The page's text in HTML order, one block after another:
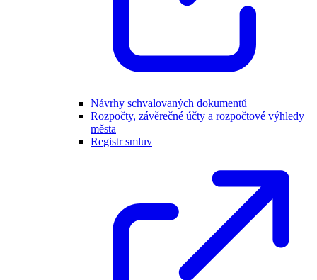
Návrhy schvalovaných dokumentů
Rozpočty, závěrečné účty a rozpočtové výhledy
města
Registr smluv